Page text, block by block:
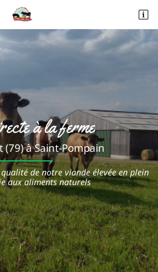

à la ferme
(79) à Saint-Pompain
de notre viande élevée en plein
aux aliments naturels